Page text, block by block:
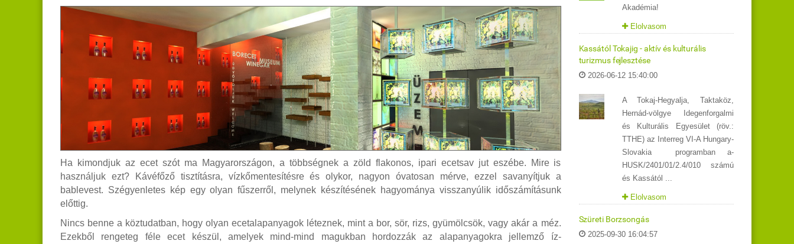
Ha kimondjuk az ecet szót ma Magyarországon, a többségnek a zöld flakonos, ipari ecetsav jut eszébe. Mire is
használjuk ezt? Kávéfőző tisztításra, vízkőmentesítésre és olykor, nagyon óvatosan mérve, ezzel savanyítjuk a
bablevest. Szégyenletes kép egy olyan fűszerről, melynek készítésének hagyománya visszanyúlik időszámításunk
előttig.
Nincs benne a köztudatban, hogy olyan ecetalapanyagok léteznek, mint a bor, sör, rizs, gyümölcsök, vagy akár a méz.
Ezekből rengeteg féle ecet készül, amelyek mind-mind magukban hordozzák az alapanyagokra jellemző íz-
Akadémia!
Elolvasom
Kassától Tokajig - aktív és kulturális
turizmus fejlesztése
2026-06-12 15:40:00
A Tokaj-Hegyalja, Taktaköz,
Hernád-völgye Idegenforgalmi
és Kulturális Egyesület (röv.:
TTHE) az Interreg VI-A Hungary-
Slovakia programban a-
HUSK/2401/01/2.4/010 számú
és Kassától ...
Elolvasom
Szüreti Borzsongás
2025-09-30 16:04:57